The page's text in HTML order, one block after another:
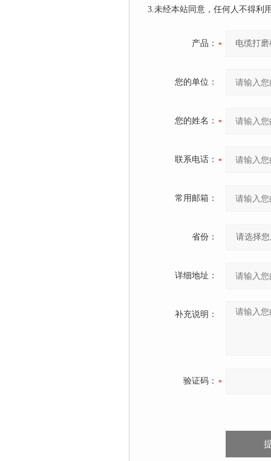
3.未经本站同意，任何人不得利
产品：
您的单位：
您的姓名：
联系电话：
常用邮箱：
省份：
详细地址：
补充说明：
验证码：